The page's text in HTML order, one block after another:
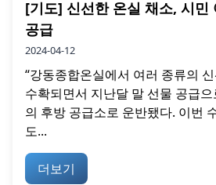
[기도] 신선한 온실 채소, 시민
공급
2024-04-12
“강동종합온실에서 여러 종류의
수확되면서 지난달 말 선물 공급
의 후방 공급소로 운반됐다. 이번
도...
더보기